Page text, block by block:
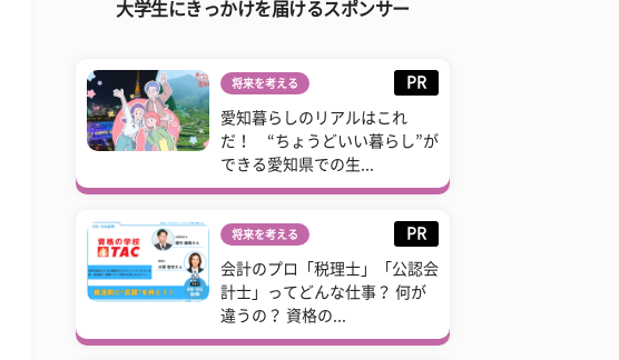
大学生にきっかけを届けるスポンサー
将来を考える PR
愛知暮らしのリアルはこれ
だ！ “ちょうどいい暮らし”が
できる愛知県での生...
将来を考える PR
会計のプロ「税理士」「公認会
計士」ってどんな仕事？ 何が
違うの？ 資格の...